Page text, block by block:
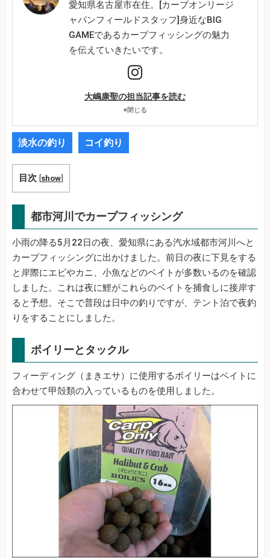
愛知県名古屋市在住。[カープオンリージ
ャパンフィールドスタッフ]身近なBIG
GAMEであるカープフィッシングの魅力
を伝えていきたいです。
大嶋康聖の担当記事を読む
×閉じる
淡水の釣り コイ釣り
目次 [show]
都市河川でカープフィッシング
小雨の降る5月22日の夜、愛知県にある汽水域都市河川へと
カープフィッシングに出かけました。前日の夜に下見をする
と岸際にエビやカニ、小魚などのベイトが多数いるのを確認
しました。これは夜に鯉がこれらのベイトを捕食しに接岸す
ると予想。そこで普段は日中の釣りですが、テント泊で夜釣
りをすることにしました。
ボイリーとタックル
フィーディング（まきエサ）に使用するボイリーはベイトに
合わせて甲殻類の入っているものを使用しました。